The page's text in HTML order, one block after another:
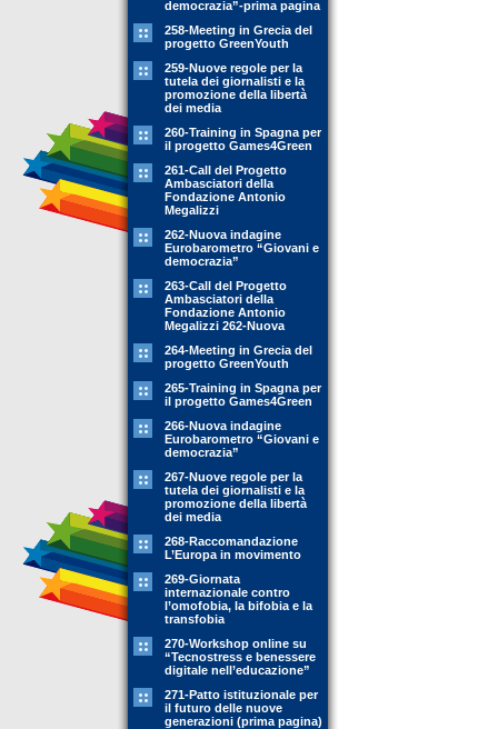
democrazia”-prima pagina
258-Meeting in Grecia del
progetto GreenYouth
259-Nuove regole per la
tutela dei giornalisti e la
promozione della libertà
dei media
260-Training in Spagna per
il progetto Games4Green
261-Call del Progetto
Ambasciatori della
Fondazione Antonio
Megalizzi
262-Nuova indagine
Eurobarometro “Giovani e
democrazia”
263-Call del Progetto
Ambasciatori della
Fondazione Antonio
Megalizzi 262-Nuova
264-Meeting in Grecia del
progetto GreenYouth
265-Training in Spagna per
il progetto Games4Green
266-Nuova indagine
Eurobarometro “Giovani e
democrazia”
267-Nuove regole per la
tutela dei giornalisti e la
promozione della libertà
dei media
268-Raccomandazione
L’Europa in movimento
269-Giornata
internazionale contro
l’omofobia, la bifobia e la
transfobia
270-Workshop online su
“Tecnostress e benessere
digitale nell’educazione”
271-Patto istituzionale per
il futuro delle nuove
generazioni (prima pagina)